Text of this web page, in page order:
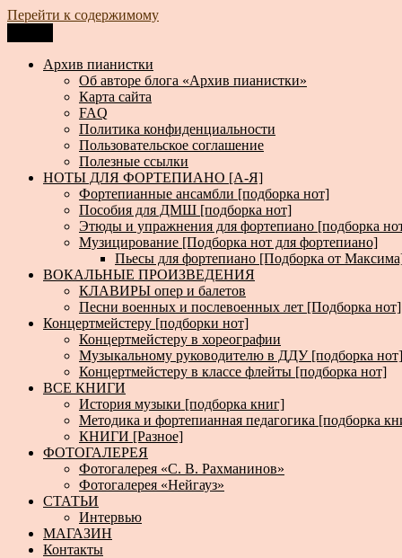
Перейти к содержимому
Архив пианистки
Всё для пианистов: ноты, книги, музыка, статьи…
Архив пианистки
Об авторе блога «Архив пианистки»
Карта сайта
FAQ
Политика конфиденциальности
Пользовательское соглашение
Полезные ссылки
НОТЫ ДЛЯ ФОРТЕПИАНО [А-Я]
Фортепианные ансамбли [подборка нот]
Пособия для ДМШ [подборка нот]
Этюды и упражнения для фортепиано [подборка
Музицирование [Подборка нот для фортепиано]
Пьесы для фортепиано [Подборка от
ВОКАЛЬНЫЕ ПРОИЗВЕДЕНИЯ
КЛАВИРЫ опер и балетов
Песни военных и послевоенных лет [Подборка нот]
Концертмейстеру [подборки нот]
Концертмейстеру в хореографии
Музыкальному руководителю в ДДУ [подборка нот]
Концертмейстеру в классе флейты [подборка нот]
ВСЕ КНИГИ
История музыки [подборка книг]
Методика и фортепианная педагогика [подборка
КНИГИ [Разное]
ФОТОГАЛЕРЕЯ
Фотогалерея «С. В. Рахманинов»
Фотогалерея «Нейгауз»
СТАТЬИ
Интервью
МАГАЗИН
Контакты